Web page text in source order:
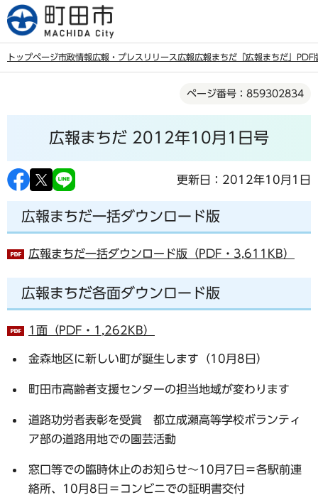
こ
の
す
トップページ市政情報広報・プレスリリース 広報広報まちだ 「広報まちだ」PDF
ら
ページ番号：859302834
広報まちだ 2012年10月1日号
更新日：2012年10月1日
広報まちだ一括ダウンロード版
広報まちだ一括ダウンロード版（PDF・3,611KB）
広報まちだ各面ダウンロード版
1面（PDF・1,262KB）
金森地区に新しい町が誕生します（10月8日）
町田市高齢者支援センターの担当地域が変わります
道路功労者表彰を受賞 都立成瀬高等学校ボランティ
ア部の道路用地での園芸活動
窓口等での臨時休止のお知らせ～10月7日＝各駅前連
絡所、10月8日＝コンビニでの証明書交付